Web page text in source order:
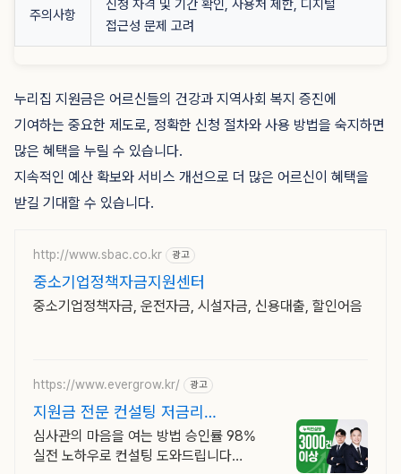
주의사항
신청 자격 및 기간 확인, 사용처 제한, 디지털
접근성 문제 고려
누리집 지원금은 어르신들의 건강과 지역사회 복지 증진에
기여하는 중요한 제도로, 정확한 신청 절차와 사용 방법을 숙지하면
많은 혜택을 누릴 수 있습니다.
지속적인 예산 확보와 서비스 개선으로 더 많은 어르신이 혜택을
받길 기대할 수 있습니다.
http://www.sbac.co.kr 광고
중소기업정책자금지원센터
중소기업정책자금, 운전자금, 시설자금, 신용대출, 할인어음
https://www.evergrow.kr/ 광고
지원금 전문 컨설팅 저금리
정책자금 지금 신청
심사관의 마음을 여는 방법 승인률 98%
실전 노하우로 컨설팅 도와드립니다